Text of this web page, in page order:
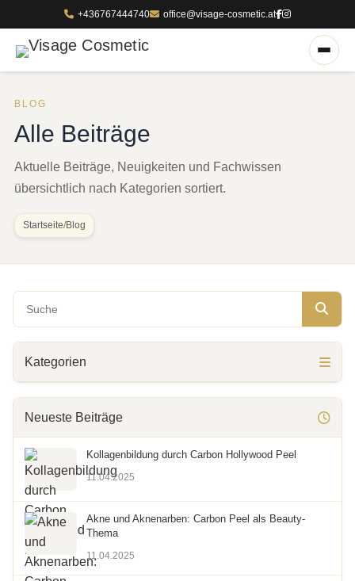
+436767444740 office@visage-cosmetic.at
BLOG
Alle Beiträge
Aktuelle Beiträge, Neuigkeiten und Fachwissen
übersichtlich nach Kategorien sortiert.
Startseite/Blog
Kategorien
Neueste Beiträge
Kollagenbildung durch Carbon Hollywood Peel
11.04.2025
Akne und Aknenarben: Carbon Peel als Beauty-
Thema
11.04.2025